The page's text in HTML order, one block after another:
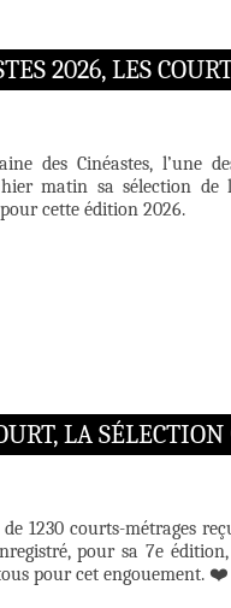
2026, LES
des Cinéastes, l’une
matin sa sélection
cette édition 2026.
LA
1230 courts-métrages
pour sa 7e
pour cet engouement. ❤️